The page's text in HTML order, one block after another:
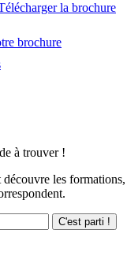
la brochure
brochure
à trouver !
découvre les
C'est parti !